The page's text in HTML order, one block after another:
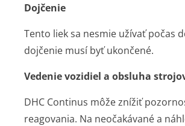
Dojčenie
Tento liek sa nesmie užívať počas
dojčenie musí byť ukončené.
Vedenie vozidiel a obsluha
DHC Continus môže znížiť
reagovania. Na neočakávané a